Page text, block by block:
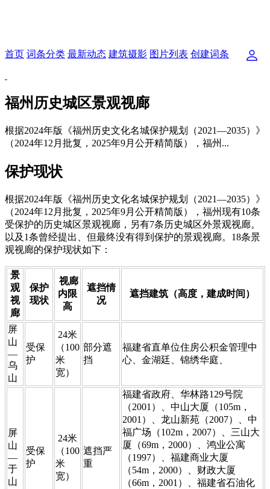
首页 词条分类 最新动态 建筑摄影 图片列表 创建词条
福州历史城区景观视廊
根据2024年版《福州历史文化名城保护规划（2021—2035）》
（2024年12月批复，2025年9月公开精简版），福州...
保护现状
根据2024年版《福州历史文化名城保护规划（2021—2035）》
（2024年12月批复，2025年9月公开精简版），福州现有10条
受保护的历史城区景观视廊，另有7条历史城区外景观视廊。
以及1条曾经提出、但最终没有得到保护的景观视廊。18条景
观视廊的保护现状如下：
​景
观
视
廊
​保护
现状
视廊
内限
高
​遮挡情
况
遮挡建筑（高度，建成时间）​
​屏
山
—
乌
山
​受保
护
24米
（100
米
宽）
​部分遮
挡
​福建省直单位住房公积金管理中
心、金湖廷、锦绣华庭、
​屏
山
—
于
山
​受保
护
24米
（100
米
宽）
​遮挡严
重
​福建省政府、华林路129号院
（2001）、中山大厦（105m，
2001）、龙山新苑（2007）、中
福广场（102m，2007）、三山大
厦（69m，2000）、鸿业公寓
（1997）、福建商业大厦
（54m，2000）、财政大厦
（66m，2001）、福建省石油化